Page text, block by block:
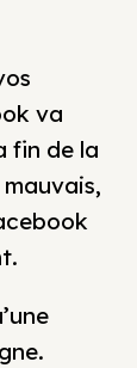
va
fin de la